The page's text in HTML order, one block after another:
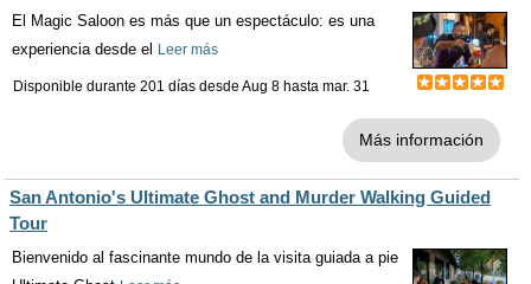
El Magic Saloon es más que un espectáculo: es una
experiencia desde el
Leer más
Disponible durante 201 días desde Aug 8 hasta mar. 31
Más información
San Antonio's Ultimate Ghost and Murder Walking Guided
Tour
Bienvenido al fascinante mundo de la visita guiada a pie